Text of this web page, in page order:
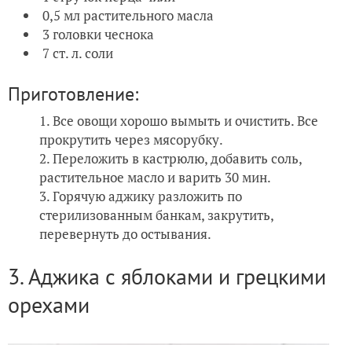
0,5 мл растительного масла
3 головки чеснока
7 ст. л. соли
Приготовление:
Все овощи хорошо вымыть и очистить. Все
прокрутить через мясорубку.
Переложить в кастрюлю, добавить соль,
растительное масло и варить 30 мин.
Горячую аджику разложить по
стерилизованным банкам, закрутить,
перевернуть до остывания.
3. Аджика с яблоками и грецкими
орехами